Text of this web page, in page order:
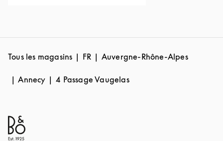
Tous les magasins FR Auvergne-Rhône-Alpes
Annecy 4 Passage Vaugelas